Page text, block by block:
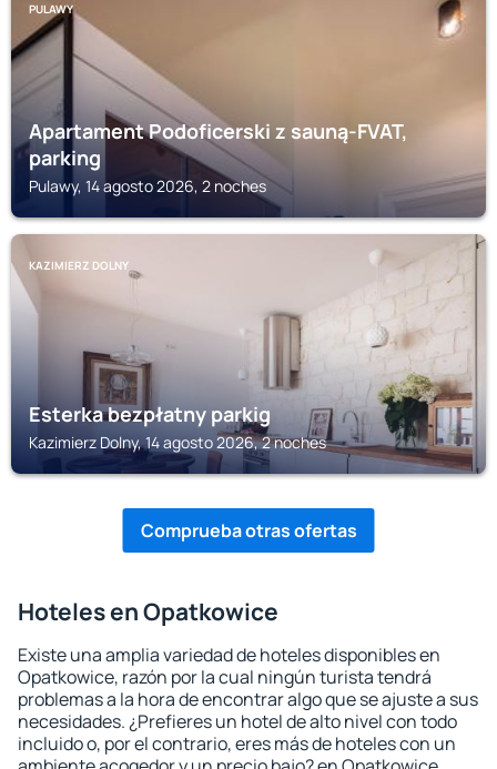
PULAWY
Apartament Podoficerski z sauną-FVAT,
parking
Pulawy, 14 agosto 2026, 2 noches
KAZIMIERZ DOLNY
Esterka bezpłatny parkig
Kazimierz Dolny, 14 agosto 2026, 2 noches
Comprueba otras ofertas
Hoteles en Opatkowice
Existe una amplia variedad de hoteles disponibles en
Opatkowice, razón por la cual ningún turista tendrá
problemas a la hora de encontrar algo que se ajuste a sus
necesidades. ¿Prefieres un hotel de alto nivel con todo
incluido o, por el contrario, eres más de hoteles con un